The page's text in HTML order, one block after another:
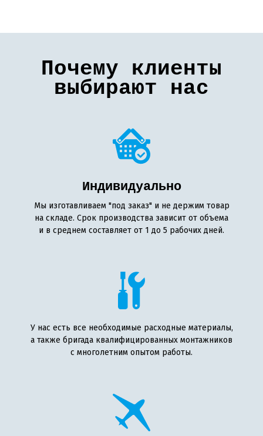
Почему клиенты
выбирают нас
Индивидуально
Мы изготавливаем "под заказ" и не держим товар
на складе. Срок производства зависит от объема
и в среднем составляет от 1 до 5 рабочих дней.
У нас есть все необходимые расходные материалы,
а также бригада квалифицированных монтажников
с многолетним опытом работы.